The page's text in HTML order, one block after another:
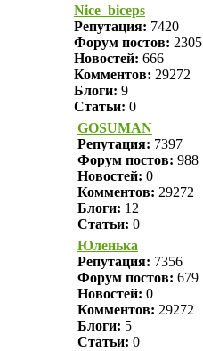
Nice_biceps
Репутация: 7420
Форум постов: 2305
Новостей: 666
Комментов: 29272
Блоги: 9
Статьи: 0
GOSUMAN
Репутация: 7397
Форум постов: 988
Новостей: 0
Комментов: 29272
Блоги: 12
Статьи: 0
Юленька
Репутация: 7356
Форум постов: 679
Новостей: 0
Комментов: 29272
Блоги: 5
Статьи: 0